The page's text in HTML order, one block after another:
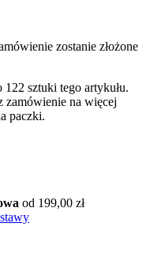
zostanie złożone
sztuki tego artykułu.
zamówienie na więcej
paczki.
od 199,00 zł